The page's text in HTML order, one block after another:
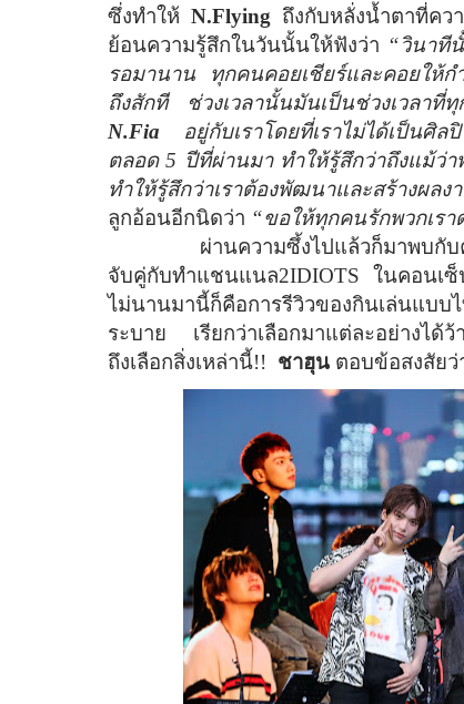
ซึ่งทำให้ N.Flying ถึงกับหลั่งน้ำตาที่คว
ย้อนความรู้สึกในวันนั้นให้ฟังว่า “วินาที
รอมานาน ทุกคนคอยเชียร์และคอยให้ก
ถึงสักที ช่วงเวลานั้นมันเป็นช่วงเวลาที่
N.Fia
อยู่กับเราโดยที่เราไม่ได้เป็นศิ
ตลอด 5 ปีที่ผ่านมา ทำให้รู้สึกว่าถึงแม้ว่า
ทำให้รู้สึกว่าเราต้องพัฒนาและสร้างผ
ลูกอ้อนอีกนิดว่า “ขอให้ทุกคนรักพวกเร
ผ่านความซึ้งไปแล้วก็มาพบกั
จับคู่กับทำแชนแนล2IDIOTS ในคอนเ
ไม่นานมานี้ก็คือการรีวิวของกินเล่นแบ
ระบาย เรียกว่าเลือกมาแต่ละอย่างได้ว้
ถึงเลือกสิ่งเหล่านี้!! ชาฮุน ตอบข้อสงสัยว่